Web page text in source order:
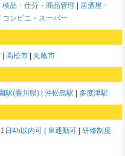
検品・仕分・商品管理
居酒屋・
コンビニ・スーパー
高松市 丸亀市
駅(香川県) 沖松島駅 多度津駅
1日4h以内可 車通勤可
研修制度